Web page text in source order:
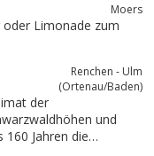
Moers
Renchen - Ulm
(Ortenau/Baden)
und
Jahren die